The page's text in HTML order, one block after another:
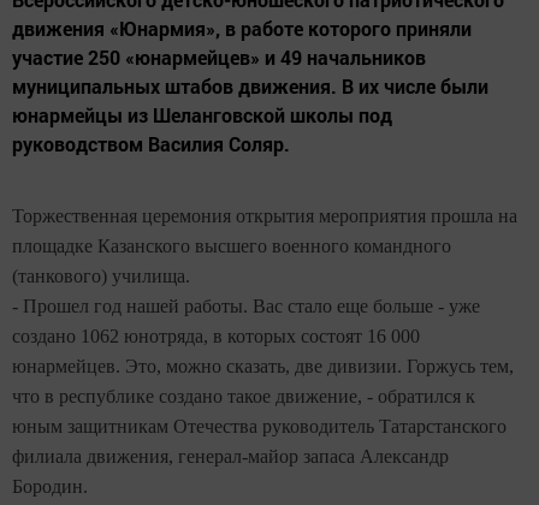
движения «Юнармия», в работе которого приняли
участие 250 «юнармейцев» и 49 начальников
муниципальных штабов движения. В их числе были
юнармейцы из Шеланговской школы под
руководством Василия Соляр.
Торжественная церемония открытия мероприятия прошла на
площадке Казанского высшего военного командного
(танкового) училища.
- Прошел год нашей работы. Вас стало еще больше - уже
создано 1062 юнотряда, в которых состоят 16 000
юнармейцев. Это, можно сказать, две дивизии. Горжусь тем,
что в республике создано такое движение, - обратился к
юным защитникам Отечества руководитель Татарстанского
филиала движения, генерал-майор запаса Александр
Бородин.